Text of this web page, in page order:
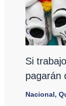
Si
pagarán
Nacional,